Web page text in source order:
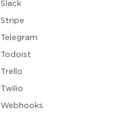
Slack
Stripe
Telegram
Todoist
Trello
Twilio
Webhooks